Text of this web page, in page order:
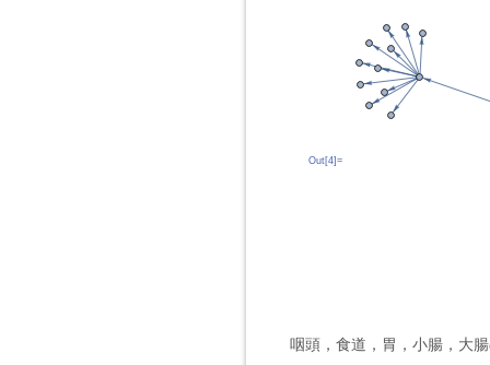
Out[4]=
咽頭，食道，胃，小腸，大